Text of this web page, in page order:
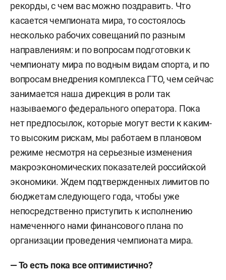
рекорды, с чем вас можно поздравить. Что
касается чемпионата мира, то состоялось
несколько рабочих совещаний по разным
направлениям: и по вопросам подготовки к
чемпионату мира по водным видам спорта, и по
вопросам внедрения комплекса ГТО, чем сейчас
занимается наша дирекция в роли так
называемого федерального оператора. Пока
нет предпосылок, которые могут вести к каким-
то высоким рискам, мы работаем в плановом
режиме несмотря на серьезные изменения
макроэкономических показателей российской
экономики. Ждем подтвержденных лимитов по
бюджетам следующего года, чтобы уже
непосредственно приступить к исполнению
намеченного нами финансового плана по
организации проведения чемпионата мира.
— То есть пока все оптимистично?